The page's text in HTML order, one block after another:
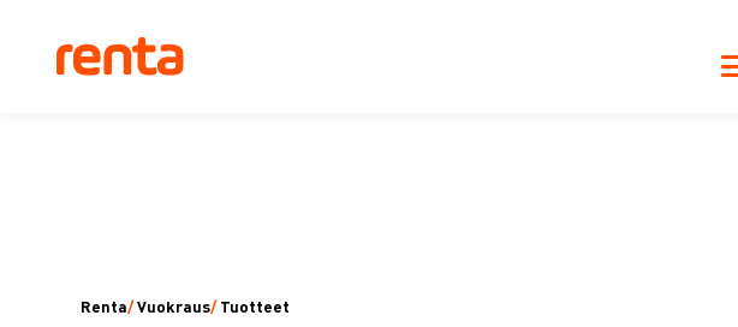
Renta/Vuokraus/ Tuotteet